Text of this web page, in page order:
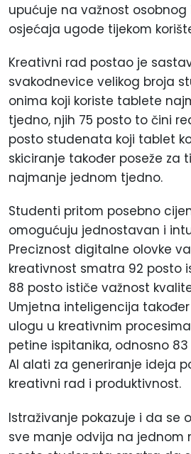
upućuje na važnost osobnog
osjećaja ugode tijekom
Kreativni rad postao je
svakodnevice velikog broja
onima koji koriste tablete
tjedno, njih 75 posto to čini
posto studenata koji tablet
skiciranje također poseže za
najmanje jednom tjedno.
Studenti pritom posebno
omogućuju jednostavan i
Preciznost digitalne olovke
kreativnost smatra 92 posto
88 posto ističe važnost
Umjetna inteligencija
ulogu u kreativnim
petine ispitanika, odnosno
AI alati za generiranje ideja
kreativni rad i produktivnost.
Istraživanje pokazuje i da se
sve manje odvija na jednom